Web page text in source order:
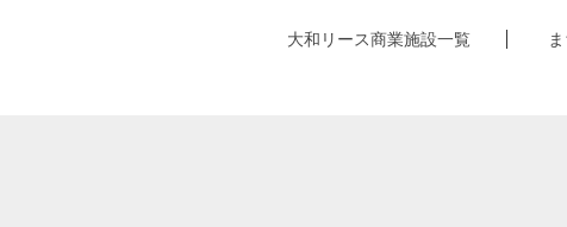
大和リース商業施設一覧